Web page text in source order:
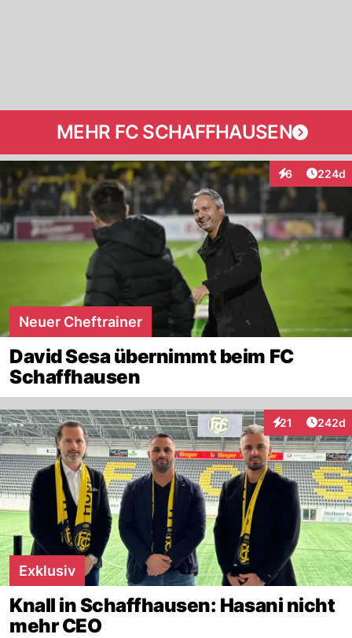
MEHR FC SCHAFFHAUSEN
6
Interaktionen
224d
Neuer Cheftrainer
David Sesa übernimmt beim FC
Schaffhausen
21
Interaktionen
242d
Exklusiv
Knall in Schaffhausen: Hasani nicht
mehr CEO